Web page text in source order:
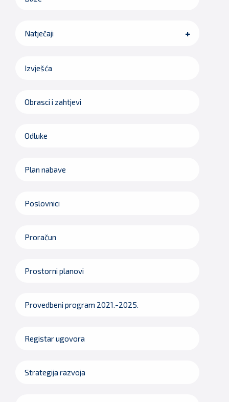
Natječaji
Izvješća
Obrasci i zahtjevi
Odluke
Plan nabave
Poslovnici
Proračun
Prostorni planovi
Provedbeni program 2021.-2025.
Registar ugovora
Strategija razvoja